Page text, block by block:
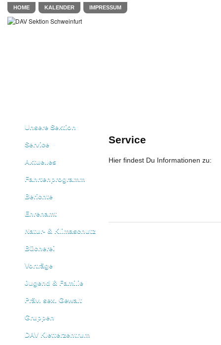
HOME KALENDER IMPRESSUM
Unsere Sektion
Service
Aktuelles
Fahrtenprogramm
Berichte
Ehrenamt
Natur- & Klimaschutz
Bücherei
Vorträge
Jugend & Familie
Präv. sex. Gewalt
Gruppen
DAV Kletterzentrum
Service
Hier findest Du Informationen zu: